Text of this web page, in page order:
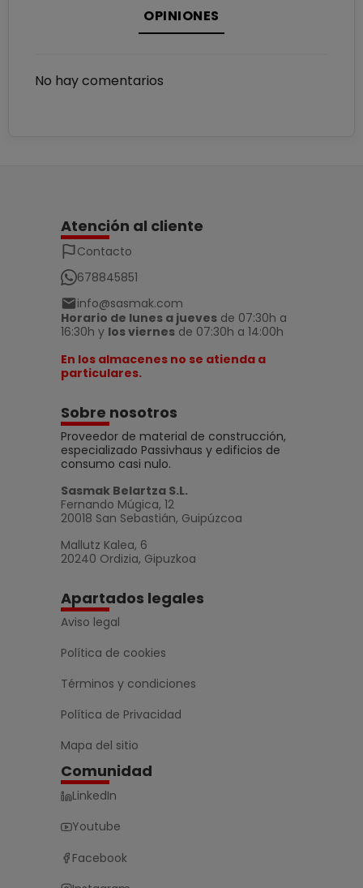
OPINIONES
No hay comentarios
Atención al cliente
Contacto
678845851
info@sasmak.com
Horario de lunes a jueves de 07:30h a
16:30h y los viernes de 07:30h a 14:00h
En los almacenes no se atienda a
particulares.
Sobre nosotros
Proveedor de material de construcción,
especializado Passivhaus y edificios de
consumo casi nulo.
Sasmak Belartza S.L.
Fernando Múgica, 12
20018 San Sebastián, Guipúzcoa
Mallutz Kalea, 6
20240 Ordizia, Gipuzkoa
Apartados legales
Aviso legal
Política de cookies
Términos y condiciones
Política de Privacidad
Mapa del sitio
Comunidad
LinkedIn
Youtube
Facebook